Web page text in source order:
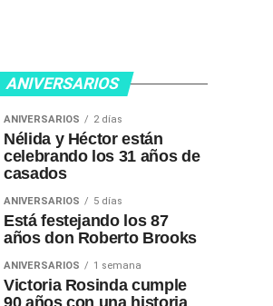
ANIVERSARIOS
ANIVERSARIOS 2 días
Nélida y Héctor están
celebrando los 31 años de
casados
ANIVERSARIOS 5 días
Está festejando los 87
años don Roberto Brooks
ANIVERSARIOS 1 semana
Victoria Rosinda cumple
90 años con una historia